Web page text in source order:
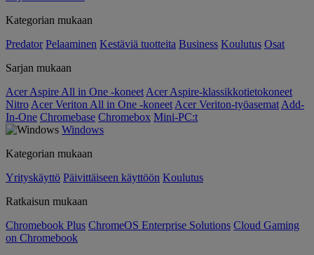
Kategorian mukaan
Predator Pelaaminen Kestäviä tuotteita Business Koulutus Osat
Sarjan mukaan
Acer Aspire All in One -koneet Acer Aspire-klassikkotietokoneet
Nitro Acer Veriton All in One -koneet Acer Veriton-työasemat Add-
In-One Chromebase Chromebox Mini-PC:t
Windows
Kategorian mukaan
Yrityskäyttö Päivittäiseen käyttöön Koulutus
Ratkaisun mukaan
Chromebook Plus ChromeOS Enterprise Solutions Cloud Gaming
on Chromebook